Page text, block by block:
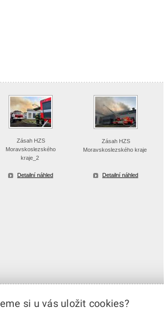
Zásah HZS
Moravskoslezského
kraje_2
Detailní náhled
Zásah HZS
Moravskoslezského kraje
Detailní náhled
si u vás uložit cookies?